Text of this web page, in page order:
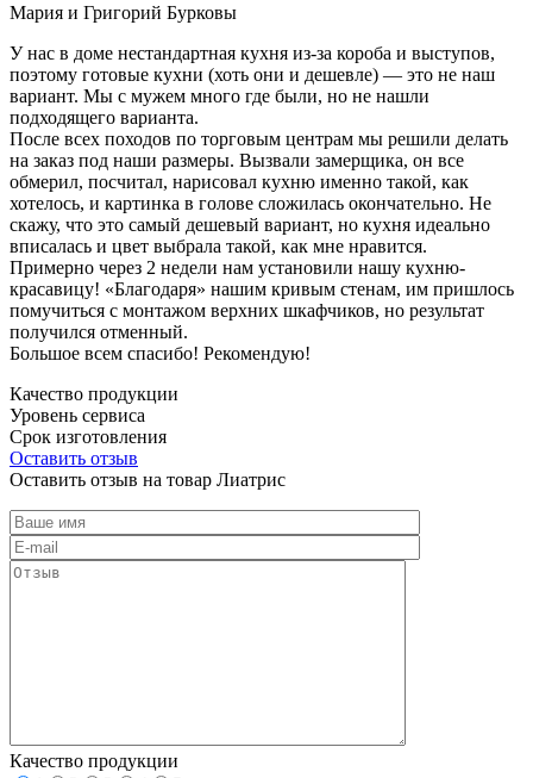
Мария и Григорий Бурковы
У нас в доме нестандартная кухня из-за короба и выступов,
поэтому готовые кухни (хоть они и дешевле) — это не наш
вариант. Мы с мужем много где были, но не нашли
подходящего варианта.
После всех походов по торговым центрам мы решили делать
на заказ под наши размеры. Вызвали замерщика, он все
обмерил, посчитал, нарисовал кухню именно такой, как
хотелось, и картинка в голове сложилась окончательно. Не
скажу, что это самый дешевый вариант, но кухня идеально
вписалась и цвет выбрала такой, как мне нравится.
Примерно через 2 недели нам установили нашу кухню-
красавицу! «Благодаря» нашим кривым стенам, им пришлось
помучиться с монтажом верхних шкафчиков, но результат
получился отменный.
Большое всем спасибо! Рекомендую!
Качество продукции
Уровень сервиса
Срок изготовления
Оставить отзыв
Оставить отзыв на товар Лиатрис
Качество продукции